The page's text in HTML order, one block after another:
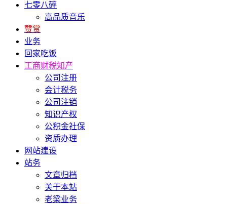
七零八碎
高品质音乐
赞赏
业务
回家吃饭
工商财税知产
公司注册
会计税务
公司注销
知识产权
公积金社保
资质办理
网站建设
站务
文章归档
关于本站
老梁业务